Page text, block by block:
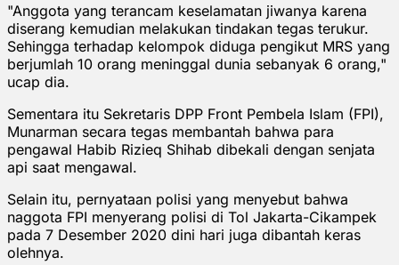
"Anggota yang terancam keselamatan jiwanya karena
diserang kemudian melakukan tindakan tegas terukur.
Sehingga terhadap kelompok diduga pengikut MRS yang
berjumlah 10 orang meninggal dunia sebanyak 6 orang,"
ucap dia.
Sementara itu Sekretaris DPP Front Pembela Islam (FPI),
Munarman secara tegas membantah bahwa para
pengawal Habib Rizieq Shihab dibekali dengan senjata
api saat mengawal.
Selain itu, pernyataan polisi yang menyebut bahwa
naggota FPI menyerang polisi di Tol Jakarta-Cikampek
pada 7 Desember 2020 dini hari juga dibantah keras
olehnya.